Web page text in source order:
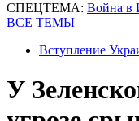
СПЕЦТЕМА: Война в
ВСЕ ТЕМЫ
Вступление
У